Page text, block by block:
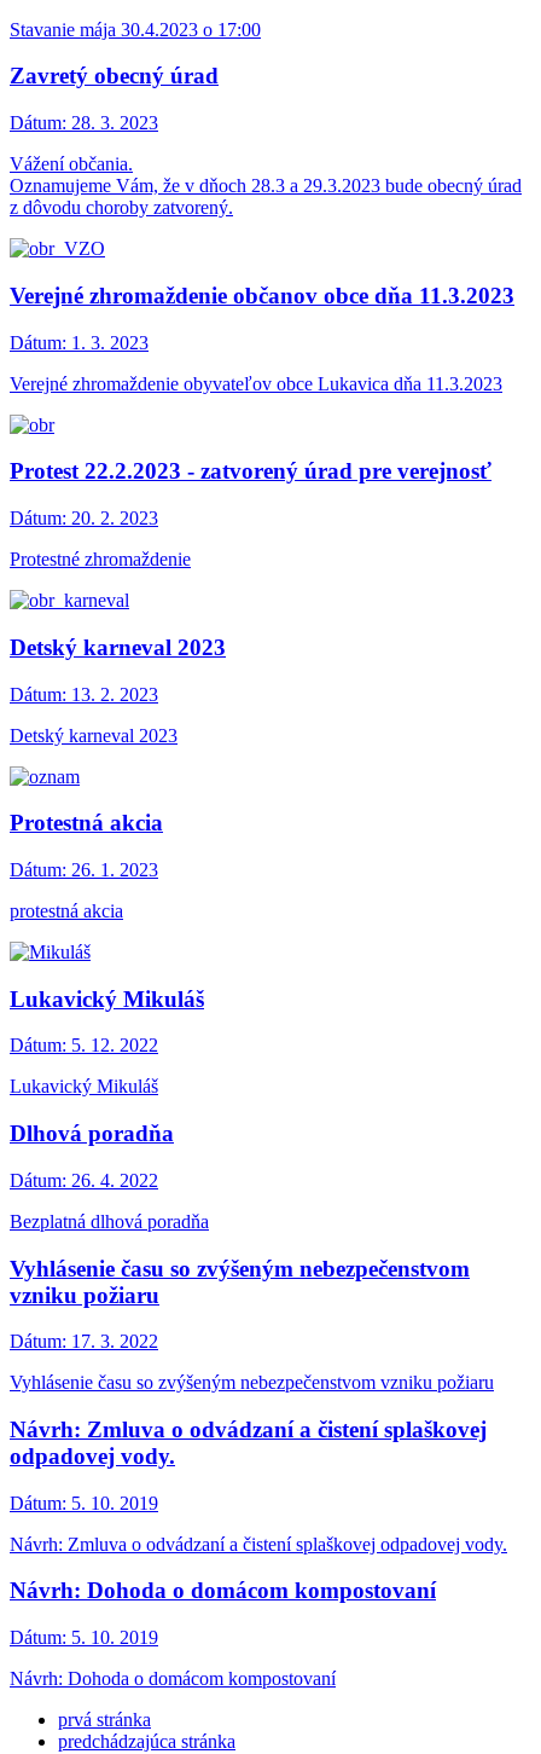
Stavanie mája 30.4.2023 o 17:00
Zavretý obecný úrad
Dátum: 28. 3. 2023
Vážení občania.
Oznamujeme Vám, že v dňoch 28.3 a 29.3.2023 bude obecný úrad
z dôvodu choroby zatvorený.
Verejné zhromaždenie občanov obce dňa 11.3.2023
Dátum: 1. 3. 2023
Verejné zhromaždenie obyvateľov obce Lukavica dňa 11.3.2023
Protest 22.2.2023 - zatvorený úrad pre verejnosť
Dátum: 20. 2. 2023
Protestné zhromaždenie
Detský karneval 2023
Dátum: 13. 2. 2023
Detský karneval 2023
Protestná akcia
Dátum: 26. 1. 2023
protestná akcia
Lukavický Mikuláš
Dátum: 5. 12. 2022
Lukavický Mikuláš
Dlhová poradňa
Dátum: 26. 4. 2022
Bezplatná dlhová poradňa
Vyhlásenie času so zvýšeným nebezpečenstvom
vzniku požiaru
Dátum: 17. 3. 2022
Vyhlásenie času so zvýšeným nebezpečenstvom vzniku požiaru
Návrh: Zmluva o odvádzaní a čistení splaškovej
odpadovej vody.
Dátum: 5. 10. 2019
Návrh: Zmluva o odvádzaní a čistení splaškovej odpadovej vody.
Návrh: Dohoda o domácom kompostovaní
Dátum: 5. 10. 2019
Návrh: Dohoda o domácom kompostovaní
prvá stránka
predchádzajúca stránka